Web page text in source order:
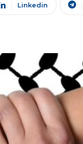
Linkedin